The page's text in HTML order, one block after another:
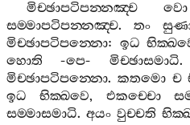
මිච‍්ඡාපටිපන‍්නඤ‍්ච
වො
සම‍්මාපටිපන‍්නඤ‍්ච.තං
මිච‍්ඡාපටිපන‍්නො: ඉධ
හොති -පෙ- මිච‍්ඡාසමාධි
මිච‍්ඡාපටිපන‍්නො. කතමො ච
ඉධ
භික‍්ඛවෙ, එකච‍්චො
සම‍්මාසමාධි. අයං වුච‍්චති